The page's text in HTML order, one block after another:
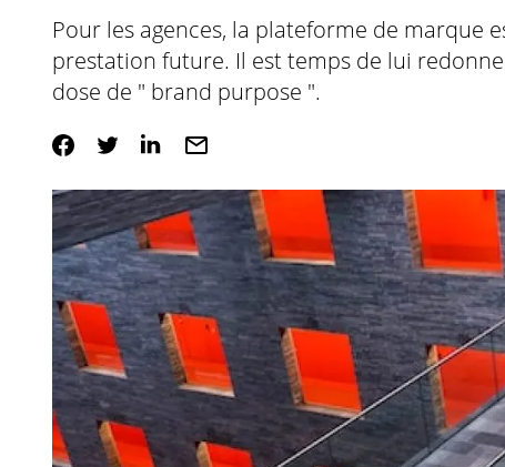
Pour les agences, la plateforme de marque
prestation future. Il est temps de lui
dose de " brand purpose ".